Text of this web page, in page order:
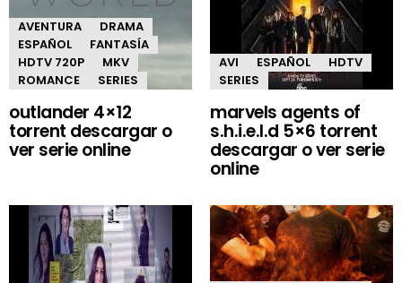
AVENTURA
DRAMA
ESPAÑOL
FANTASÍA
HDTV 720P
MKV
ROMANCE
SERIES
outlander 4×12
torrent descargar o
ver serie online
AVI ESPAÑOL
HDTV
SERIES
marvels agents of
s.h.i.e.l.d 5×6 torrent
descargar o ver serie
online